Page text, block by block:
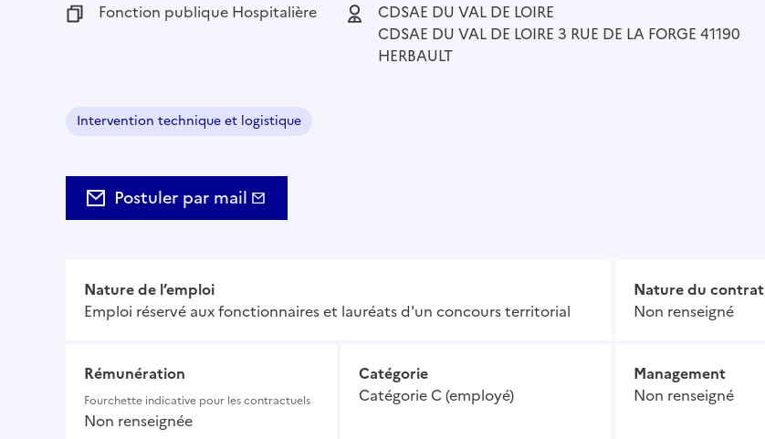
Fonction publique :
Fonction publique Hospitalière Employeur :
CDSAE DU VAL DE LOIRE
CDSAE DU VAL DE LOIRE 3 RUE DE LA FORGE 41190
HERBAULT
Domaine :
Intervention technique et logistique
Postuler par mail
Nature de l’emploi
Emploi réservé aux fonctionnaires et lauréats d'un concours territorial
Nature du contrat
Non renseigné
Rémunération
Fourchette indicative pour les contractuels
Non renseignée
Catégorie
Catégorie C (employé)
Management
Non renseigné